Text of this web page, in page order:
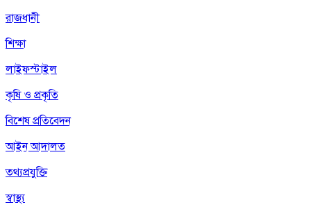
রাজধানী
শিক্ষা
লাইফস্টাইল
কৃষি ও প্রকৃতি
বিশেষ প্রতিবেদন
আইন আদালত
তথ্যপ্রযুক্তি
স্বাস্থ্য